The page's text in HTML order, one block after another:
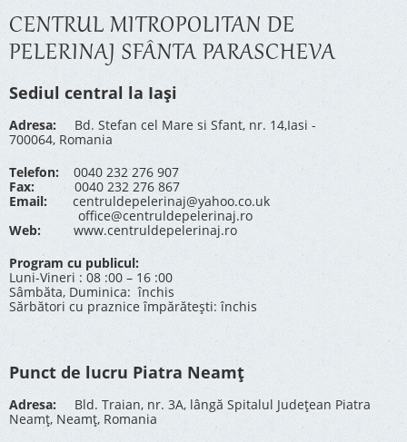
CENTRUL MITROPOLITAN DE
PELERINAJ SFÂNTA PARASCHEVA
Sediul central la Iași
Adresa: Bd. Stefan cel Mare si Sfant, nr. 14,Iasi -
700064, Romania
Telefon: 0040 232 276 907
Fax: 0040 232 276 867
Email:
centruldepelerinaj@yahoo.co.uk
office@centruldepelerinaj.ro
Web:
www.centruldepelerinaj.ro
Program cu publicul:
Luni-Vineri : 08 :00 – 16 :00
Sâmbăta, Duminica: închis
Sărbători cu praznice împărătești: închis
Punct de lucru Piatra Neamț
Adresa: Bld. Traian, nr. 3A, lângă Spitalul Județean Piatra
Neamț, Neamț, Romania